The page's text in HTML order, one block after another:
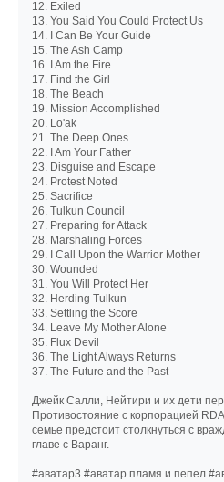
12. Exiled
13. You Said You Could Protect Us
14. I Can Be Your Guide
15. The Ash Camp
16. I Am the Fire
17. Find the Girl
18. The Beach
19. Mission Accomplished
20. Lo'ak
21. The Deep Ones
22. I Am Your Father
23. Disguise and Escape
24. Protest Noted
25. Sacrifice
26. Tulkun Council
27. Preparing for Attack
28. Marshaling Forces
29. I Call Upon the Warrior Mother
30. Wounded
31. You Will Protect Her
32. Herding Tulkun
33. Settling the Score
34. Leave My Mother Alone
35. Flux Devil
36. The Light Always Returns
37. The Future and the Past
Джейк Салли, Нейтири и их дети
Противостояние с корпорацией
семье предстоит столкнуться с
главе с Варанг.
#аватар3 #аватар пламя и пепел